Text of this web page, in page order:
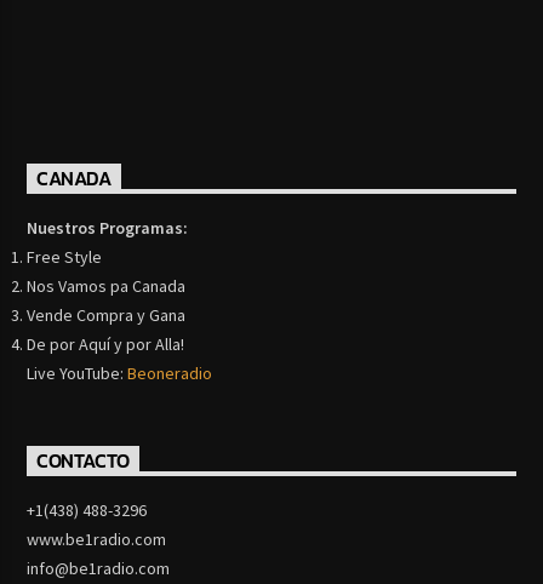
CANADA
Nuestros Programas:
Free Style
Nos Vamos pa Canada
Vende Compra y Gana
De por Aquí y por Alla!
Live YouTube:Beoneradio
CONTACTO
+1(438) 488-3296
www.be1radio.com
info@be1radio.com